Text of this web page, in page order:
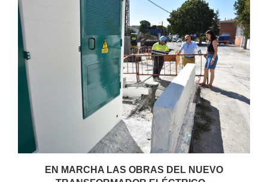
EN MARCHA LAS OBRAS DEL NUEVO